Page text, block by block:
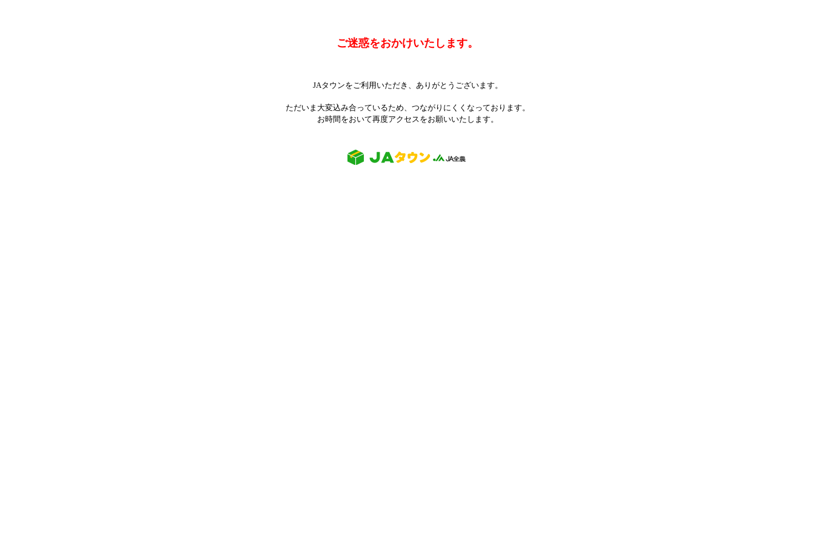
ご迷惑をおかけいたします。
JAタウンをご利用いただき、ありがとうございます。
ただいま大変込み合っているため、つながりにくくなっております。
お時間をおいて再度アクセスをお願いいたします。